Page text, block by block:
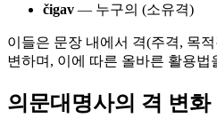
čigav — 누구의 (소유격)
이들은 문장 내에서 격(주격, 목
변하며, 이에 따른 올바른 활용
의문대명사의 격 변화